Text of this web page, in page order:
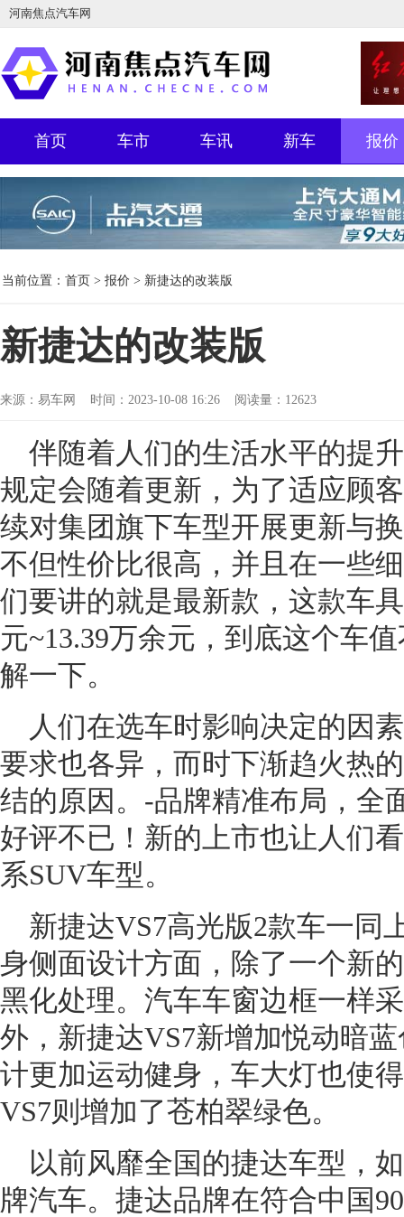
河南焦点汽车网
首页 车市 车讯 新车 报价
当前位置： 首页 > 报价 > 新捷达的改装版
新捷达的改装版
来源：易车网 时间：2023-10-08 16:26 阅读量：12623
伴随着人们的生活水平的提
规定会随着更新，为了适应顾
续对集团旗下车型开展更新与
不但性价比很高，并且在一些
们要讲的就是最新款，这款车
元~13.39万余元，到底这个车
解一下。
人们在选车时影响决定的因
要求也各异，而时下渐趋火热
结的原因。-品牌精准布局，全
好评不已！新的上市也让人们
系SUV车型。
新捷达VS7高光版2款车一同
身侧面设计方面，除了一个新
黑化处理。汽车车窗边框一样
外，新捷达VS7新增加悦动暗
计更加运动健身，车大灯也使
VS7则增加了苍柏翠绿色。
以前风靡全国的捷达车型，
牌汽车。捷达品牌在符合中国